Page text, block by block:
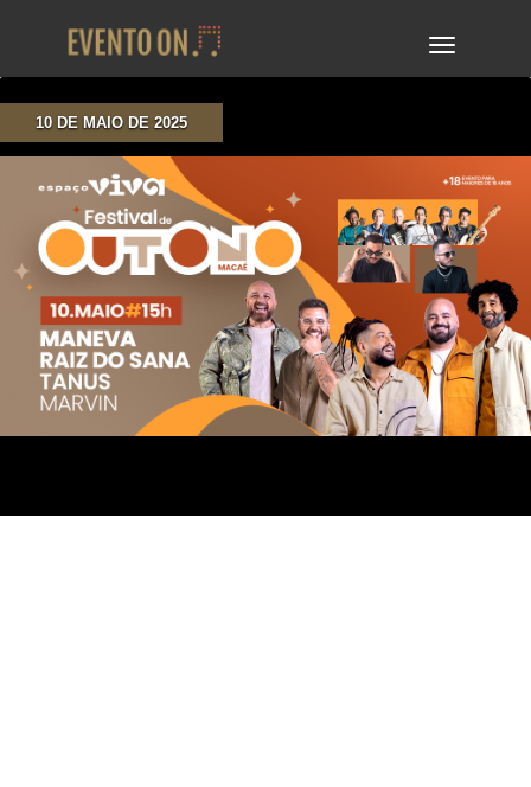
TOGGLE
10 DE MAIO DE 2025